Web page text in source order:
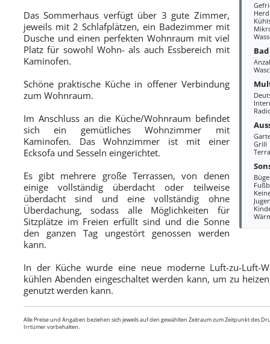
Herd
Bad
Grill
Das Sommerhaus verfügt über 3 gute Zimmer,
jeweils mit 2 Schlafplätzen, ein Badezimmer mit
Dusche und einen perfekten Wohnraum mit viel
Platz für sowohl Wohn- als auch Essbereich mit
Kaminofen.
Schöne praktische Küche in offener Verbindung
zum Wohnraum.
Im Anschluss an die Küche/Wohnraum befindet
sich ein gemütliches Wohnzimmer mit
Kaminofen. Das Wohnzimmer ist mit einer
Ecksofa und Sesseln eingerichtet.
Es gibt mehrere große Terrassen, von denen
einige vollständig überdacht oder teilweise
überdacht sind und eine vollständig ohne
Überdachung, sodass alle Möglichkeiten für
Sitzplätze im Freien erfüllt sind und die Sonne
den ganzen Tag ungestört genossen werden
kann.
In der Küche wurde eine neue moderne Luft-zu-Luft-
kühlen Abenden eingeschaltet werden kann, um zu
genutzt werden kann.
Alle Preise und Angaben beziehen sich jeweils auf den gewählten Zeitraum zum Zeitpunkt des
Irrtümer vorbehalten.